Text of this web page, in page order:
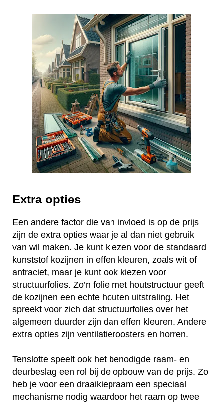
Extra opties
Een andere factor die van invloed is op de prijs
zijn de extra opties waar je al dan niet gebruik
van wil maken. Je kunt kiezen voor de standaard
kunststof kozijnen in effen kleuren, zoals wit of
antraciet, maar je kunt ook kiezen voor
structuurfolies. Zo’n folie met houtstructuur geeft
de kozijnen een echte houten uitstraling. Het
spreekt voor zich dat structuurfolies over het
algemeen duurder zijn dan effen kleuren. Andere
extra opties zijn ventilatieroosters en horren.
Tenslotte speelt ook het benodigde raam- en
deurbeslag een rol bij de opbouw van de prijs. Zo
heb je voor een draaikiepraam een speciaal
mechanisme nodig waardoor het raam op twee